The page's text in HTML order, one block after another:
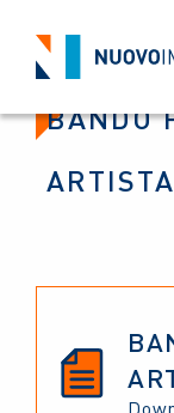
BANDO